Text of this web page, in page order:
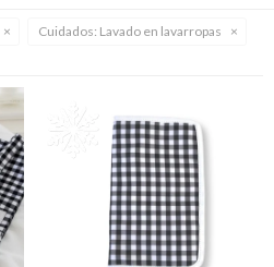
Cuidados: Lavado en lavarropas